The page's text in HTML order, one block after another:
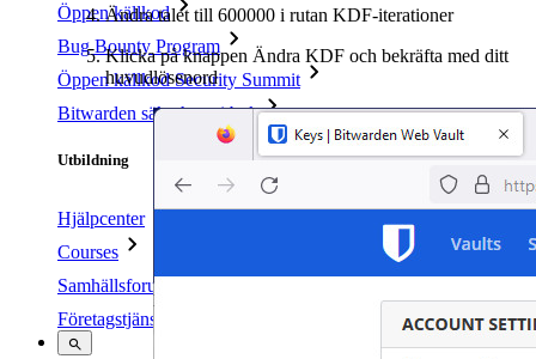
Öppen källkod
Bug Bounty Program
Öppen källkod Security Summit
Bitwarden säkerhetsvitbok
Utbildning
Hjälpcenter
Courses
Samhällsforum
Företagstjänster
Ändra talet till 600000 i rutan KDF-iterationer
Klicka på knappen Ändra KDF och bekräfta med ditt
huvudlösenord